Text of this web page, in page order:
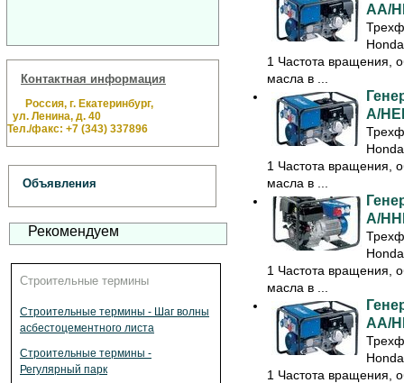
Контактная информация
Россия, г. Екатеринбург,
ул. Ленина, д. 40
Тел./факс: +7 (343) 337896
Объявления
Рекомендуем
Строительные термины
Строительные термины - Шаг волны
асбестоцементного листа
Строительные термины -
Регулярный парк
AA/
1 Частота вращения,
масла в ...
A/
1 Частота вращения,
масла в ...
A/
1 Частота вращения,
масла в ...
AA/
1 Частота вращения,